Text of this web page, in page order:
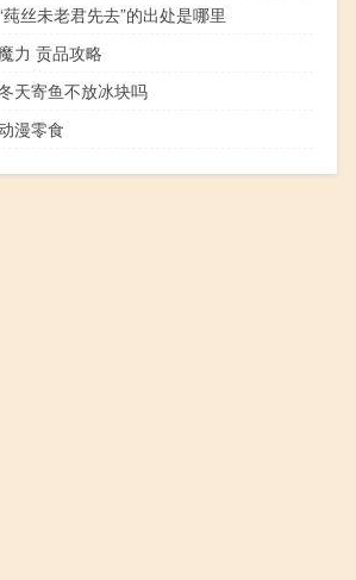
莼丝未老君先去”的出处是哪里
魔力 贡品攻略
天寄鱼不放冰块吗
漫零食